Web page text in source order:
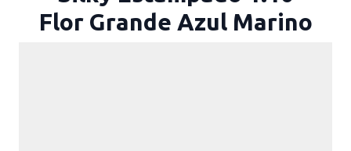
Flor Grande Azul Marino